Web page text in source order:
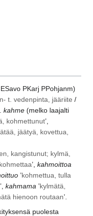
ESavo PKarj PPohjanm)
t. vedenpinta, jääriite /
kahme (melko laajalti
kohmettunut’,
jäätyä, kovettua,
kangistunut; kylmä,
’, kahmoittoa
’kohmettua, tulla
’, kahmama ’kylmätä,
hienoon routaan’.
puolesta